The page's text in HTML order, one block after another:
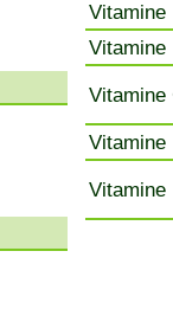
Vitamine
Vitamine
Vitamine
Vitamine
Vitamine